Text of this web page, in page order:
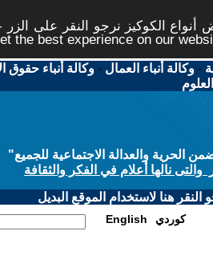
الكوكيز نرجو النقر على
the best experience on our
-وكالة أنباء العمال -وكالة أنباء حقوق
والعدالة الاجتماعية للجميع"
نالها أعلام في الفكر والثقافة
هنا لاستخدام الموقع البديل
English كوردي